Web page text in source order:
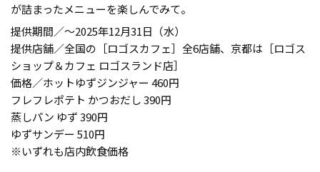
が詰まったメニューを楽しんでみて。
提供期間／〜2025年12月31日（水）
提供店舗／全国の［ロゴスカフェ］全6店舗、京都は［ロゴス
ショップ＆カフェ ロゴスランド店］
価格／ホットゆずジンジャー 460円
フレフレポテト かつおだし 390円
蒸しパン ゆず 390円
ゆずサンデー 510円
※いずれも店内飲食価格